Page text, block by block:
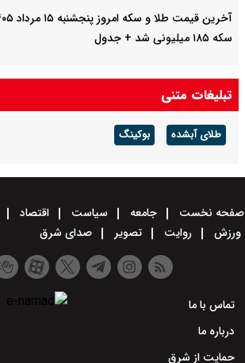
آخرین قیمت طلا و سکه امروز پنجشنبه ۱۵ مرداد ۱۴۰۵/ طلا اوج گرفت،
بوکینگ
جامعه سیاست اقتصاد
فرهنگ و هنر
تصویر
صدای شرق